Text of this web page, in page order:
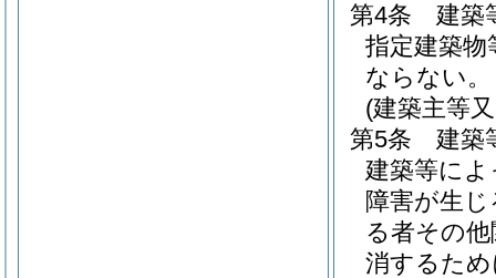
第4条
建築
指定建築
ならない。
(建築主等
第5条
建築
建築等に
障害が生
る者その
消するた